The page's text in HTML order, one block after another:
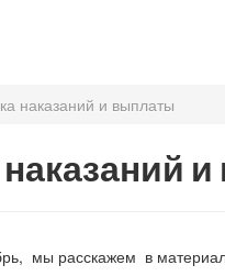
наказаний и выплаты
мы расскажем в